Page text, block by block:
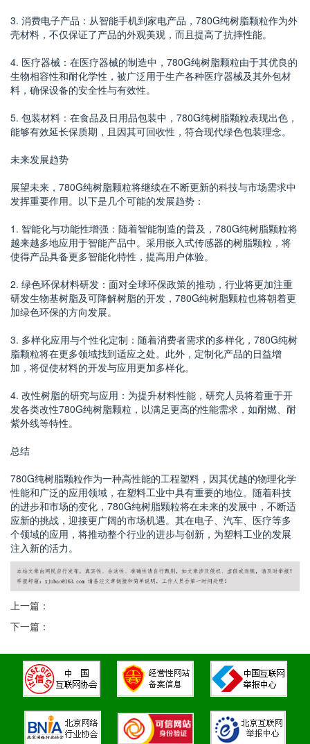
3. 消费电子产品：从智能手机到家电产品，780G纯树脂颗粒作为外
壳材料，不仅保证了产品的外观美观，而且提高了抗摔性能。
4. 医疗器械：在医疗器械的制造中，780G纯树脂颗粒由于其优良的
生物相容性和耐化学性，被广泛用于生产各种医疗器械及其外包材
料，确保设备的安全性与有效性。
5. 包装材料：在食品及日用品包装中，780G纯树脂颗粒表现出色，
能够有效延长保质期，且因其可回收性，符合现代绿色包装理念。
未来发展趋势
展望未来，780G纯树脂颗粒将继续在不断更新的科技与市场需求中
发挥重要作用。以下是几个可能的发展趋势：
1. 智能化与功能性增强：随着智能制造的普及，780G纯树脂颗粒将
越来越多地应用于智能产品中。采用嵌入式传感器的树脂颗粒，将
使得产品具备更多智能化特性，提高用户体验。
2. 绿色环保材料研发：面对全球环保政策的推动，行业将更加注重
研发生物基树脂及可降解树脂的开发，780G纯树脂颗粒也将朝着更
加绿色环保的方向发展。
3. 多样化应用与个性化定制：随着消费者需求的多样化，780G纯树
脂颗粒将在更多领域找到适应之处。此外，定制化产品的日益增
加，将促使材料的开发与应用更加多样化。
4. 改性树脂的研究与应用：为提升材料性能，研究人员将着重于开
发各类改性780G纯树脂颗粒，以满足更高的性能需求，如耐燃、耐
紫外线等特性。
总结
780G纯树脂颗粒作为一种高性能的工程塑料，因其优越的物理化学
性能和广泛的应用领域，在塑料工业中具有重要的地位。随着科技
的进步和市场的变化，780G纯树脂颗粒将在未来的发展中，不断适
应新的挑战，迎接更广阔的市场机遇。其在电子、汽车、医疗等多
个领域的应用，将推动整个行业的进步与创新，为塑料工业的发展
注入新的活力。
上一篇：
下一篇：